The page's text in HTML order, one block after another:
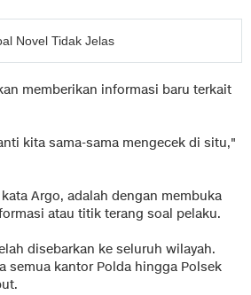
Novel Tidak Jelas
memberikan informasi baru terkait
kita sama-sama mengecek di situ,"
Argo, adalah dengan membuka
atau titik terang soal pelaku.
disebarkan ke seluruh wilayah.
semua kantor Polda hingga Polsek